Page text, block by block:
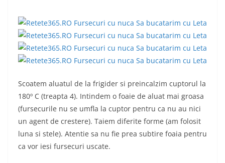
Scoatem aluatul de la frigider si preincalzim cuptorul la
180º C (treapta 4). Intindem o foaie de aluat mai groasa
(fursecurile nu se umfla la cuptor pentru ca nu au nici
un agent de crestere). Taiem diferite forme (am folosit
luna si stele). Atentie sa nu fie prea subtire foaia pentru
ca vor iesi fursecuri uscate.